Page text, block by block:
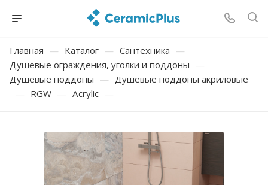
Главная — Каталог — Сантехника —
Душевые ограждения, уголки и поддоны —
Душевые поддоны — Душевые поддоны акриловые
— RGW — Acrylic —